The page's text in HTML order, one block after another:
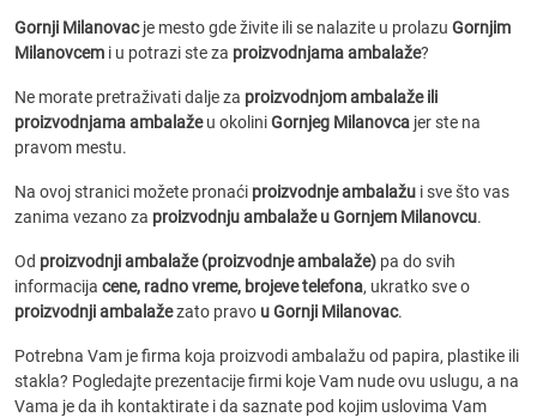
Gornji Milanovacje mesto gde živite ili se nalazite u prolazu Gornjim
Milanovcem i u potrazi ste za proizvodnjama ambalaže?
Ne morate pretraživati dalje za proizvodnjom ambalaže ili
proizvodnjama ambalažeu okoliniGornjeg Milanovca jer ste na
pravom mestu.
Na ovoj stranici možete pronaći proizvodnje ambalažu i sve što vas
zanima vezano za proizvodnju ambalaže u Gornjem Milanovcu.
Od proizvodnji ambalaže (proizvodnje ambalaže) pa do svih
informacija cene, radno vreme, brojeve telefona, ukratko sve o
proizvodnji ambalažezato pravo u Gornji Milanovac.
Potrebna Vam je firma koja proizvodi ambalažu od papira, plastike ili
stakla? Pogledajte prezentacije firmi koje Vam nude ovu uslugu, a na
Vama je da ih kontaktirate i da saznate pod kojim uslovima Vam